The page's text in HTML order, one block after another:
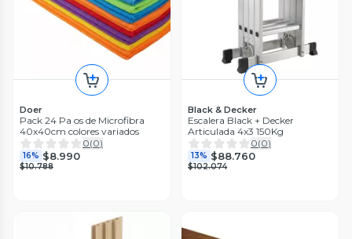
Doer
Pack 24 Pa os de Microfibra
40x40cm colores variados
0(0)
16% $8.990
$10.788
Black & Decker
Escalera Black + Decker
Articulada 4x3 150Kg
0(0)
13% $88.760
$102.074